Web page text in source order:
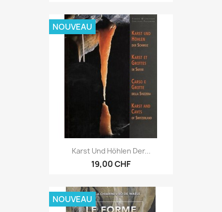
Karst Und Höhlen Der...
19,00 CHF
NOUVEAU
NOUVEAU